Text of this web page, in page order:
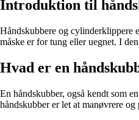
Introduktion til
Håndskubbere og cylinderklippere
måske er for tung eller uegnet. I
Hvad er en
En håndskubber, også kendt som
håndskubber er let at manøvrere